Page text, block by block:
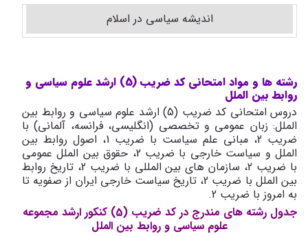
اندیشه سیاسی در اسلام
رشته ها و مواد امتحانی کد ضریب (5) ارشد علوم سیاسی و
روابط بین الملل
دروس امتحانی کد ضریب (5) ارشد علوم سیاسی و روابط بین
الملل: زبان عمومی و تخصصی (انگلیسی، فرانسه، آلمانی) با
ضریب 2، مبانی علم سیاست با ضریب 1، اصول روابط بین
الملل و سیاست خارجی با ضریب 2، حقوق بین الملل عمومی
با ضریب 2، سازمان های بین المللی با ضریب 2، تاریخ روابط
بین الملل با ضریب 2، تاریخ سیاست خارجی ایران از صفویه تا
به امروز با ضریب 2.
جدول رشته های مندرج در کد ضریب (5) کنکور ارشد مجموعه
علوم سیاسی و روابط بین الملل